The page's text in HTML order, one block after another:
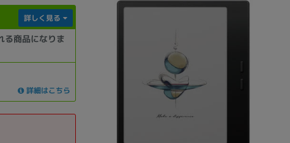
る商品になりま
詳しく見る
詳細はこちら